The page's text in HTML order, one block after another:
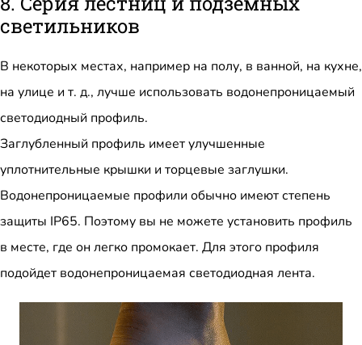
светильников
В некоторых местах, например на полу, в ванной, на кухне,
на улице и т. д., лучше использовать водонепроницаемый
светодиодный профиль.
Заглубленный профиль имеет улучшенные
уплотнительные крышки и торцевые заглушки.
Водонепроницаемые профили обычно имеют степень
защиты IP65. Поэтому вы не можете установить профиль
в месте, где он легко промокает. Для этого профиля
подойдет водонепроницаемая светодиодная лента.